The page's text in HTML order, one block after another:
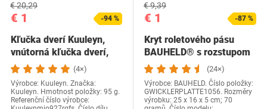
€ 1
€ 20,29
-94 %
Kľučka dverí Kuuleyn,
vnútorná kľučka dverí,
ľavá vnútorná…(4×)
Výrobce: Kuuleyn. Značka:
Kuuleyn. Hmotnost položky: 95 g.
Referenční číslo výrobce:
€ 1
€ 9,39
-87 %
Kryt roletového pásu
BAUHELD® s rozstupom
otvorov 105 mm [6…
(24×)
Výrobce: BAUHELD. Číslo položky:
GWICKLERPLATTE1056. Rozměry
výrobku: 25 x 16 x 5 cm; 70